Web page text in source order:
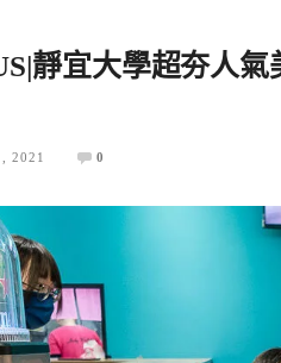
靜宜大學超夯人
2021 0